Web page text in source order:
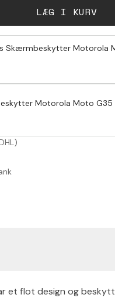
LÆG I KURV
Skærmbeskytter Motorola
Motorola Moto G35
et flot design og